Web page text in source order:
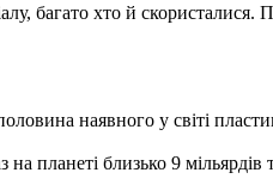
багато хто й
наявного у світі
планеті близько 9 мільярдів